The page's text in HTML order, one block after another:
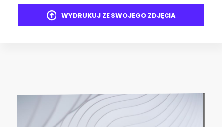
WYDRUKUJ ZE SWOJEGO ZDJĘCIA